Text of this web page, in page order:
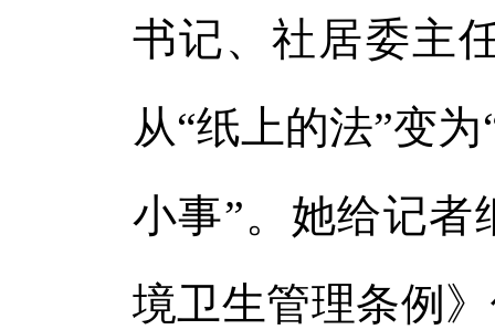
书记、社居委主
从“纸上的法”变
小事”。她给记者
境卫生管理条例